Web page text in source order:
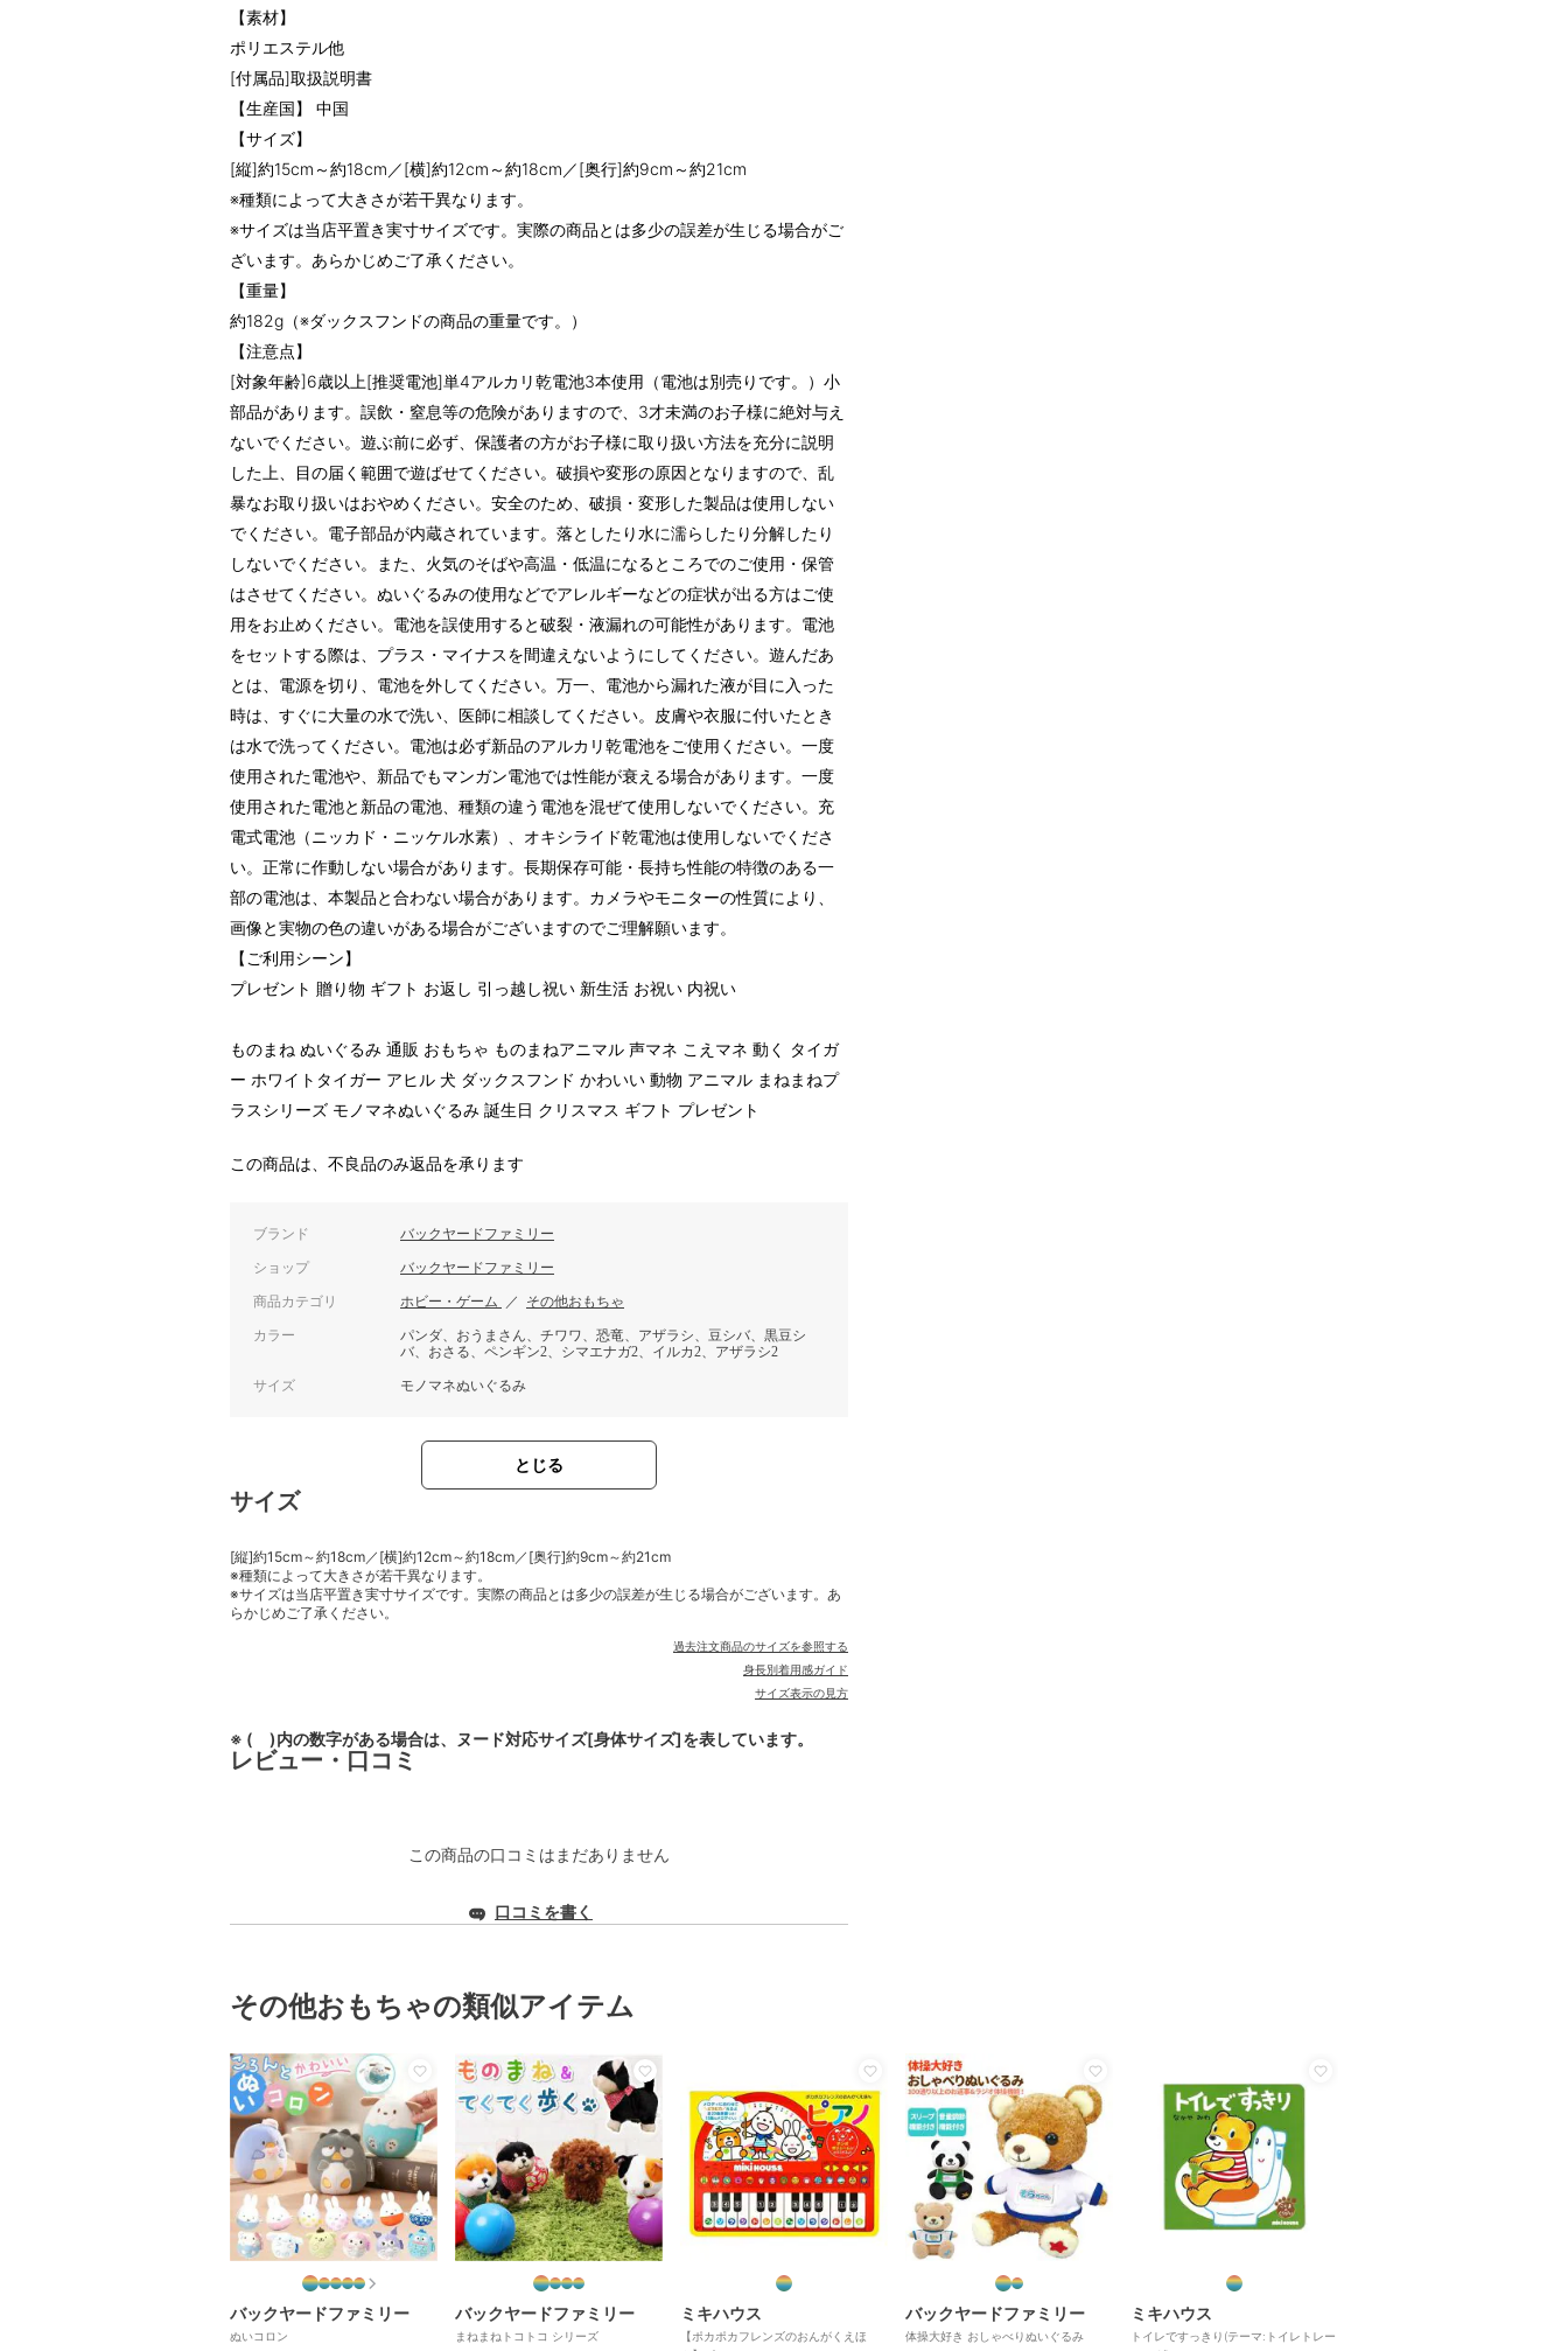
【素材】
ポリエステル他
[付属品]取扱説明書
【生産国】 中国
【サイズ】
[縦]約15cm～約18cm／[横]約12cm～約18cm／[奥行]約9cm～約21cm
※種類によって大きさが若干異なります。
※サイズは当店平置き実寸サイズです。実際の商品とは多少の誤差が生じる場合がご
ざいます。あらかじめご了承ください。
【重量】
約182g（※ダックスフンドの商品の重量です。）
【注意点】
[対象年齢]6歳以上[推奨電池]単4アルカリ乾電池3本使用（電池は別売りです。）小
部品があります。誤飲・窒息等の危険がありますので、3才未満のお子様に絶対与え
ないでください。遊ぶ前に必ず、保護者の方がお子様に取り扱い方法を充分に説明
した上、目の届く範囲で遊ばせてください。破損や変形の原因となりますので、乱
暴なお取り扱いはおやめください。安全のため、破損・変形した製品は使用しない
でください。電子部品が内蔵されています。落としたり水に濡らしたり分解したり
しないでください。また、火気のそばや高温・低温になるところでのご使用・保管
はさせてください。ぬいぐるみの使用などでアレルギーなどの症状が出る方はご使
用をお止めください。電池を誤使用すると破裂・液漏れの可能性があります。電池
をセットする際は、プラス・マイナスを間違えないようにしてください。遊んだあ
とは、電源を切り、電池を外してください。万一、電池から漏れた液が目に入った
時は、すぐに大量の水で洗い、医師に相談してください。皮膚や衣服に付いたとき
は水で洗ってください。電池は必ず新品のアルカリ乾電池をご使用ください。一度
使用された電池や、新品でもマンガン電池では性能が衰える場合があります。一度
使用された電池と新品の電池、種類の違う電池を混ぜて使用しないでください。充
電式電池（ニッカド・ニッケル水素）、オキシライド乾電池は使用しないでくださ
い。正常に作動しない場合があります。長期保存可能・長持ち性能の特徴のある一
部の電池は、本製品と合わない場合があります。カメラやモニターの性質により、
画像と実物の色の違いがある場合がございますのでご理解願います。
【ご利用シーン】
プレゼント 贈り物 ギフト お返し 引っ越し祝い 新生活 お祝い 内祝い
ものまね ぬいぐるみ 通販 おもちゃ ものまねアニマル 声マネ こえマネ 動く タイガ
ー ホワイトタイガー アヒル 犬 ダックスフンド かわいい 動物 アニマル まねまねプ
ラスシリーズ モノマネぬいぐるみ 誕生日 クリスマス ギフト プレゼント
この商品は、不良品のみ返品を承ります
ブランド バックヤードファミリー
ショップ バックヤードファミリー
商品カテゴリ ホビー・ゲーム ／ その他おもちゃ
カラー
パンダ、おうまさん、チワワ、恐竜、アザラシ、豆シバ、黒豆シ
バ、おさる、ペンギン2、シマエナガ2、イルカ2、アザラシ2
サイズ モノマネぬいぐるみ
とじる
サイズ
[縦]約15cm～約18cm／[横]約12cm～約18cm／[奥行]約9cm～約21cm
※種類によって大きさが若干異なります。
※サイズは当店平置き実寸サイズです。実際の商品とは多少の誤差が生じる場合がございます。あ
らかじめご了承ください。
過去注文商品のサイズを参照する
身長別着用感ガイド
サイズ表示の見方
※ ( )内の数字がある場合は、ヌード対応サイズ[身体サイズ]を表しています。
レビュー・口コミ
この商品の口コミはまだありません
口コミを書く
その他おもちゃの類似アイテム
バックヤードファミリー
ぬいコロン
バックヤードファミリー
まねまねトコトコ シリーズ
ミキハウス
【ポカポカフレンズのおんがくえほ
バックヤードファミリー
体操大好き おしゃべりぬいぐるみ
ミキハウス
トイレですっきり(テーマ:トイレトレー